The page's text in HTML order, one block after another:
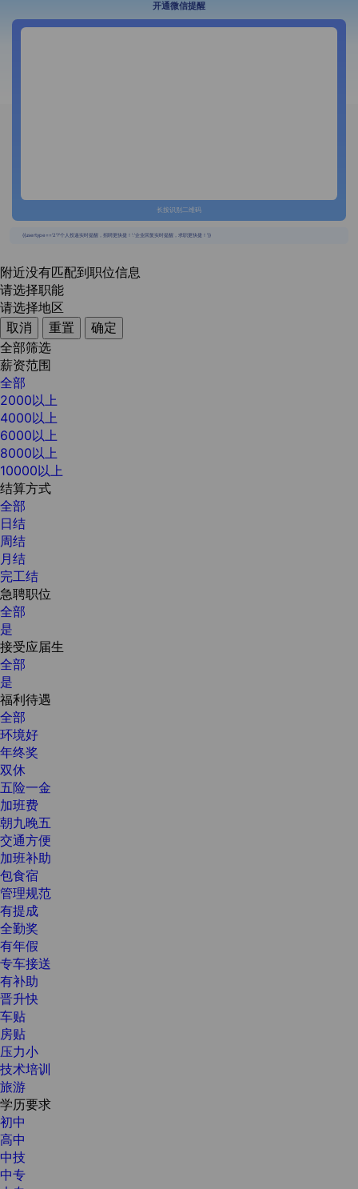
开通微信提醒
长按识别二维码
{{usertype=='2'?'个人投递实时提醒，招聘更快捷！':'企业回复实时提醒，求职更快捷！'}}
附近没有匹配到职位信息
请选择职能
请选择地区
取消
重置
确定
全部筛选
薪资范围
全部
2000以上
4000以上
6000以上
8000以上
10000以上
结算方式
全部
日结
周结
月结
完工结
急聘职位
全部
是
接受应届生
全部
是
福利待遇
全部
环境好
年终奖
双休
五险一金
加班费
朝九晚五
交通方便
加班补助
包食宿
管理规范
有提成
全勤奖
有年假
专车接送
有补助
晋升快
车贴
房贴
压力小
技术培训
旅游
学历要求
初中
高中
中技
中专